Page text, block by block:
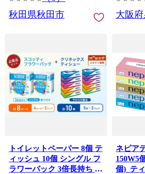
秋田県秋田市
大阪
トイレットペーパー 8個 テ
ィッシュ 10個 シングル フ
ラワーパック 3倍長持ち 香
ネピア
150W5
個)_テ